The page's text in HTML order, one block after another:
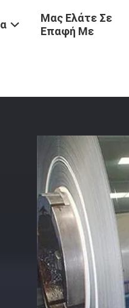
Μας Ελάτε Σε
Επαφή Με